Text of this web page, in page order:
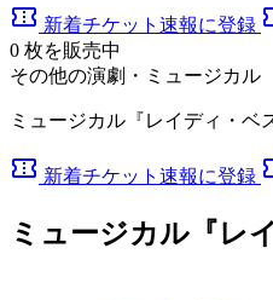
confirmation_number 新着チケット速報に登録
0 枚を販売中
その他の演劇・ミュージカル
ミュージカル『レイディ・ベ
confirmation_number 新着チケット速報に登録
ミュージカル『レ